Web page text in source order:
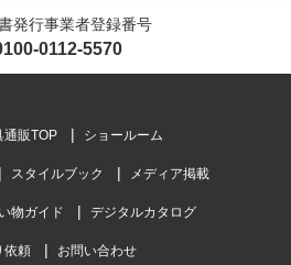
発行事業者登録番号
0112-5570
通販TOP ショールーム
スタイルブック メディア掲載
物ガイド デジタルカタログ
依頼 お問い合わせ